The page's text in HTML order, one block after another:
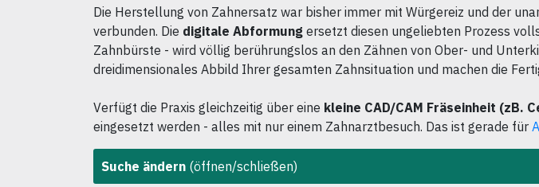
Die Herstellung von Zahnersatz war bisher immer mit Würgereiz und der
verbunden. Die digitale Abformung ersetzt diesen ungeliebten Prozess
Zahnbürste - wird völlig berührungslos an den Zähnen von Ober- und
dreidimensionales Abbild Ihrer gesamten Zahnsituation und machen die
Verfügt die Praxis gleichzeitig über eine kleine CAD/CAM Fräseinheit (zB.
eingesetzt werden - alles mit nur einem Zahnarztbesuch. Das ist gerade für
Suche ändern (öffnen/schließen)